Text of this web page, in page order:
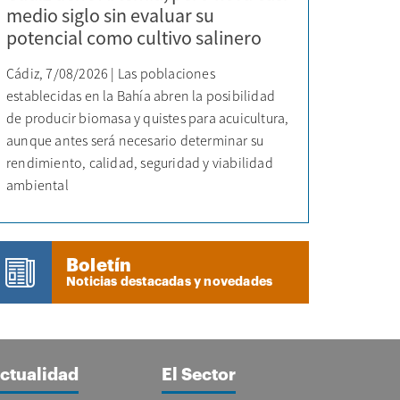
medio siglo sin evaluar su
potencial como cultivo salinero
Cádiz, 7/08/2026 | Las poblaciones
establecidas en la Bahía abren la posibilidad
de producir biomasa y quistes para acuicultura,
aunque antes será necesario determinar su
rendimiento, calidad, seguridad y viabilidad
ambiental
Boletín
Noticias destacadas y novedades
El Sector